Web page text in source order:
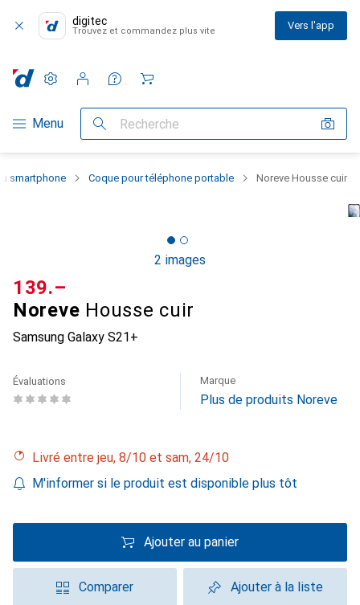
digitec
Trouvez et commandez plus vite Vers l'app
Navigation par catégorie
Menu Recherche
Paramètres
Compte client
Listes de comparaison
Listes d'envies
Panier
smartphone Coque pour téléphone portable Noreve Housse cuir
2 images
Noreve Housse cuir
Samsung Galaxy S21+
CHF
139.–
Évaluations Marque
Plus de produits Noreve
Livré entre jeu, 8/10 et sam, 24/10
M'informer si le produit est disponible plus tôt
Ajouter au panier
Comparer Ajouter à la liste